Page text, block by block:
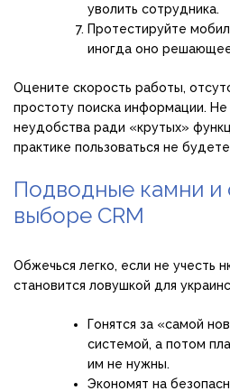
уволить сотрудника.
Протестируйте
иногда оно
Оцените скорость работы,
простоту поиска информации. Не
неудобства ради «крутых»
практике пользоваться не
Подводные камни и
выборе CRM
Обжечься легко, если не учесть
становится ловушкой для
Гонятся за «самой
системой, а потом
им не нужны.
Экономят на